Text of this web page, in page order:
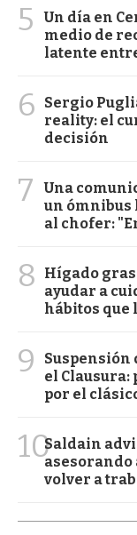
5
Un día en
medio de
latente
6
Sergio
reality: el
decisión
7
Una
un ómnibus
al chofer:
8
Hígado
ayudar a
hábitos que
9
Suspensión
el Clausura:
por el
10Saldain
asesorando
volver a